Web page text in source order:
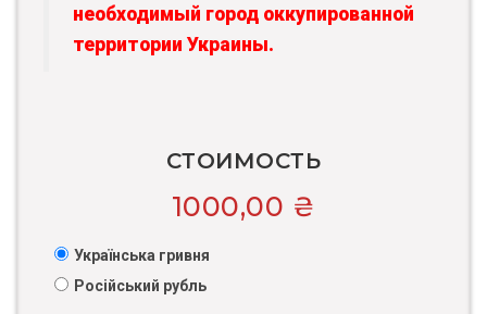
необходимый город оккупированной
территории Украины.
СТОИМОСТЬ
1000,00 ₴
Українська гривня
Російський рубль